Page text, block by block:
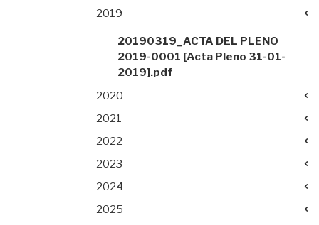
2019
20190319_ACTA DEL PLENO
2019-0001 [Acta Pleno 31-01-
2019].pdf
2020
2021
2022
2023
2024
2025